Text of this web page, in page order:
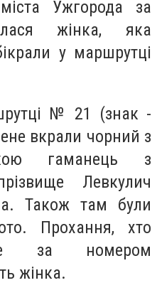
Ужгорода за
жінка, яка
у маршрутці
№ 21 (знак -
вкрали чорний з
гаманець з
Левкулич
Також там були
Прохання, хто
за номером
жінка.